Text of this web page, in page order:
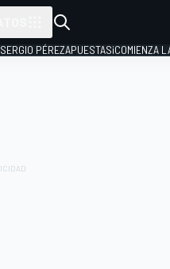
SERGIO PÉREZAPUESTAS¡COMIENZA